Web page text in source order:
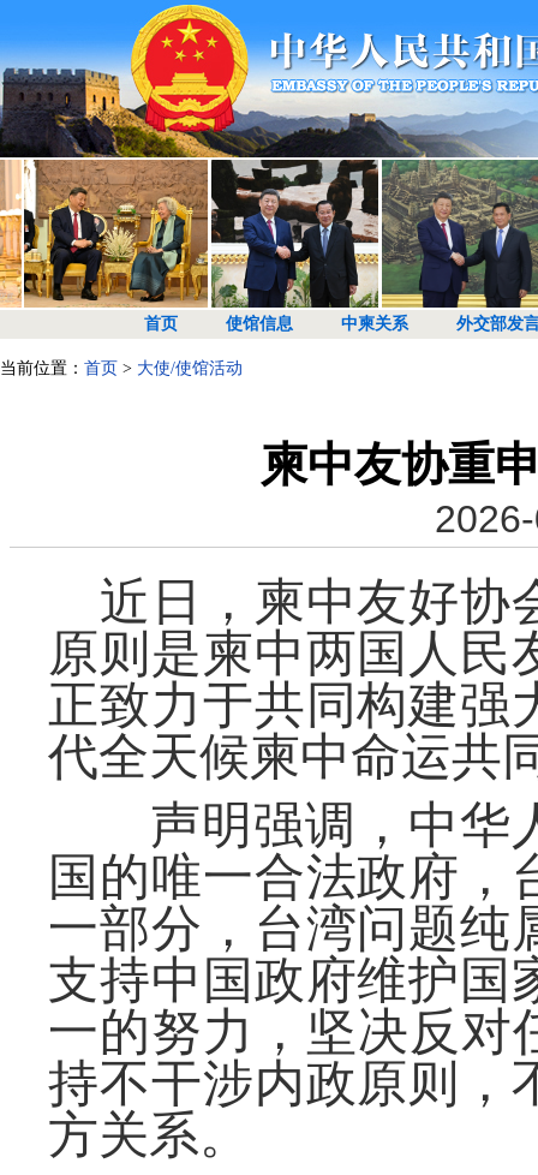
首页 使馆信息 中柬关系 外交部发
当前位置： 首页 > 大使/使馆活动
柬中友协重
近日， 柬中友好协
原则是柬中两国 人民
正致力于共同构建强
代全天候柬中命运共
声明强调， 中华
国的唯一合法政府 ，
一部分，台湾问题纯
支持中国政府维护国
一的努力，坚决反对
持不干涉内政原则，
方关系。